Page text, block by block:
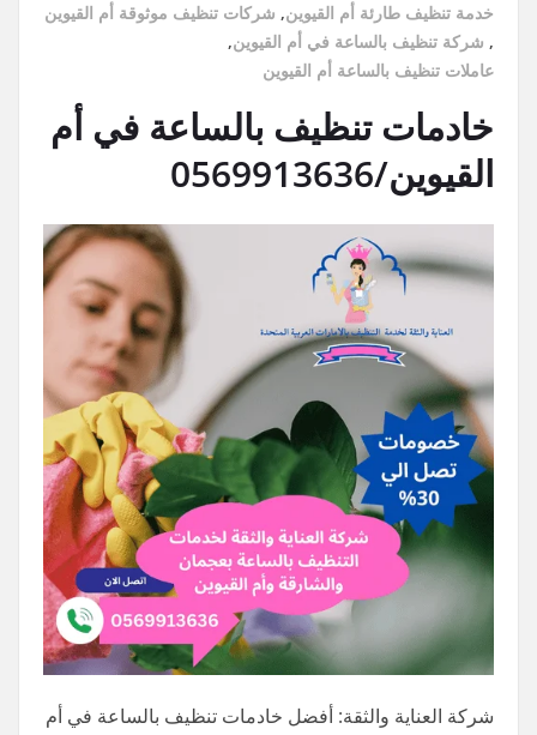
خدمة تنظيف طارئة أم القيوين, شركات تنظيف موثوقة أم القيوين
, شركة تنظيف بالساعة في أم القيوين,
عاملات تنظيف بالساعة أم القيوين
خادمات تنظيف بالساعة في أم
القيوين/0569913636
شركة العناية والثقة: أفضل خادمات تنظيف بالساعة في أم